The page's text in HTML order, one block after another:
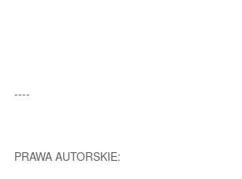
----
PRAWA AUTORSKIE: